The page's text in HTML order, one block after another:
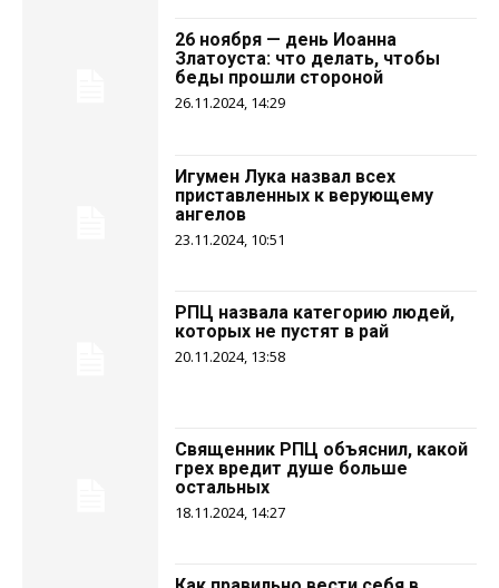
26 ноября — день Иоанна
Златоуста: что делать, чтобы
беды прошли стороной
26.11.2024, 14:29
Игумен Лука назвал всех
приставленных к верующему
ангелов
23.11.2024, 10:51
РПЦ назвала категорию людей,
которых не пустят в рай
20.11.2024, 13:58
Священник РПЦ объяснил, какой
грех вредит душе больше
остальных
18.11.2024, 14:27